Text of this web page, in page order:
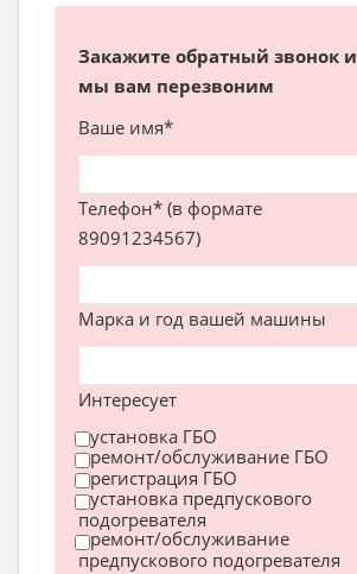
Закажите обратный звонок и
мы вам перезвоним
Ваше имя*
Телефон* (в формате
89091234567)
Марка и год вашей машины
Интересует
установка ГБО
ремонт/обслуживание ГБО
регистрация ГБО
установка предпускового
подогревателя
ремонт/обслуживание
предпускового подогревателя